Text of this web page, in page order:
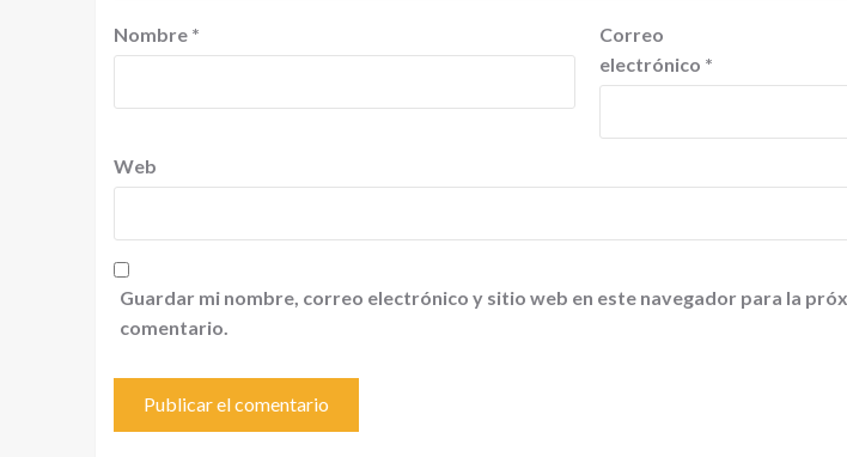
Nombre *
Correo
electrónico *
Web
Guardar mi nombre, correo electrónico y sitio web en este navegador para la
comentario.